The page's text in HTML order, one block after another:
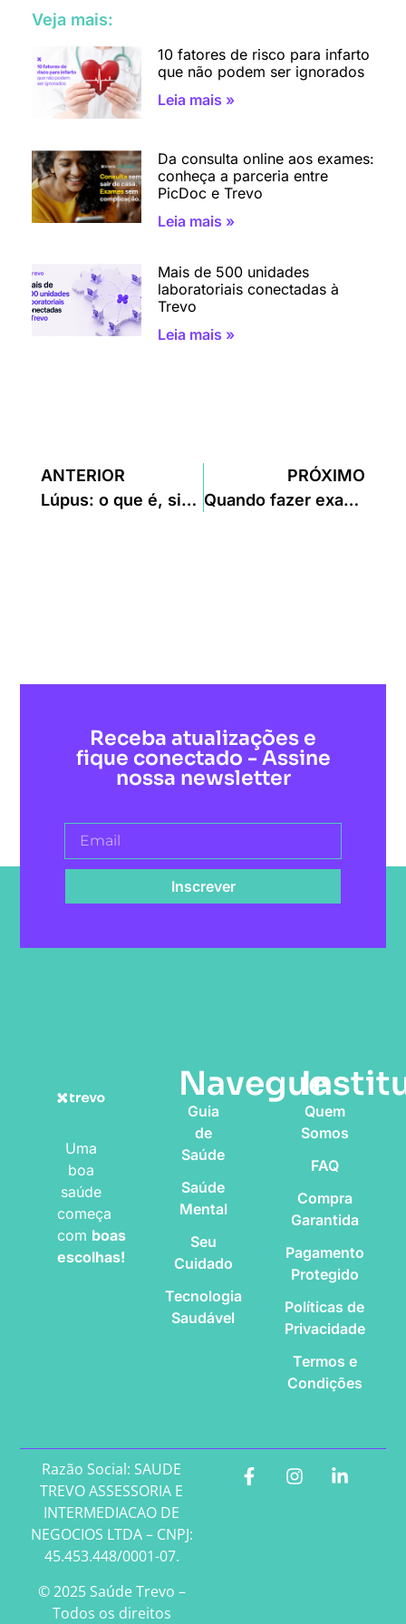
Veja mais:
10 fatores de risco para infarto
que não podem ser ignorados
Leia mais »
Da consulta online aos exames:
conheça a parceria entre
PicDoc e Trevo
Leia mais »
Mais de 500 unidades
laboratoriais conectadas à
Trevo
Leia mais »
ANTERIOR
Lúpus: o que é, sintomas e diagnóstico
PRÓXIMO
Quando fazer exames de ISTs?
Receba atualizações e
fique conectado - Assine
nossa newsletter
Inscrever
Uma
boa
saúde
começa
com boas
escolhas!
Navegue
Guia
de
Saúde
Saúde
Mental
Seu
Cuidado
Tecnologia
Saudável
Quem
Somos
FAQ
Compra
Garantida
Pagamento
Protegido
Políticas de
Privacidade
Termos e
Condições
Razão Social: SAUDE
TREVO ASSESSORIA E
INTERMEDIACAO DE
NEGOCIOS LTDA – CNPJ:
45.453.448/0001-07.
© 2025 Saúde Trevo –
Todos os direitos